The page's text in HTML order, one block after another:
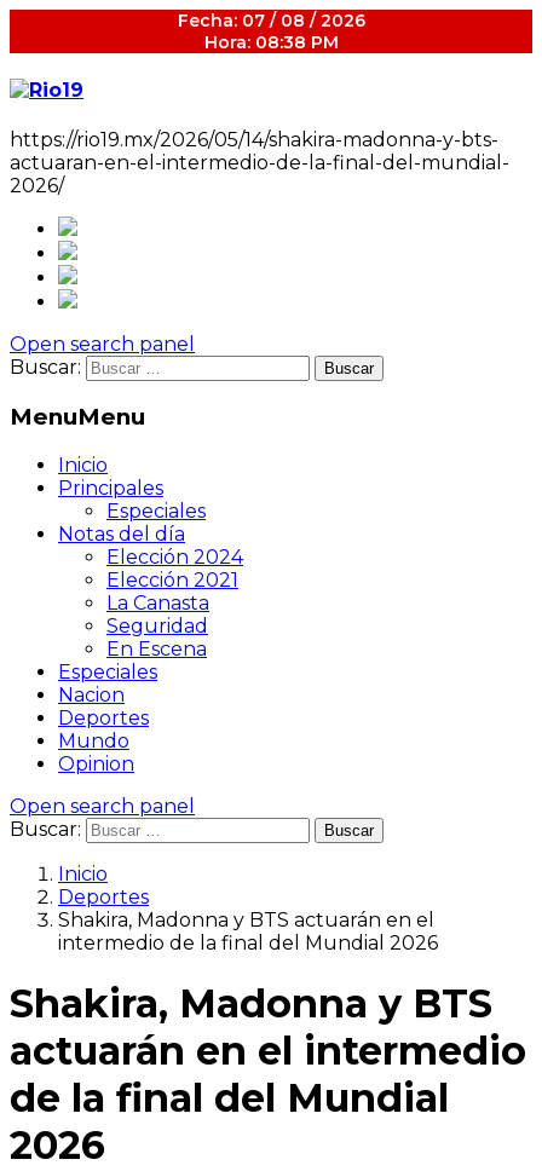
Fecha: 07 / 08 / 2026
Hora: 08:38 PM
https://rio19.mx/2026/05/14/shakira-madonna-y-bts-
actuaran-en-el-intermedio-de-la-final-del-mundial-
2026/
Open search panel
Buscar:
MenuMenu
Inicio
Principales
Especiales
Notas del día
Elección 2024
Elección 2021
La Canasta
Seguridad
En Escena
Especiales
Nacion
Deportes
Mundo
Opinion
Open search panel
Buscar:
Inicio
Deportes
Shakira, Madonna y BTS actuarán en el
intermedio de la final del Mundial 2026
Shakira, Madonna y BTS
actuarán en el intermedio
de la final del Mundial
2026